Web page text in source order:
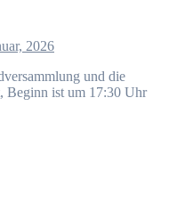
2026
und die
Beginn ist um 17:30 Uhr